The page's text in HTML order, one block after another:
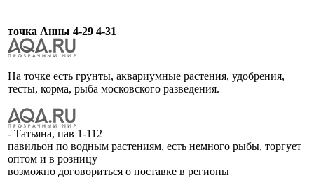
точка Анны 4-29 4-31
На точке есть грунты, аквариумные растения, удобрения,
тесты, корма, рыба московского разведения.
- Татьяна, пав 1-112
павильон по водным растениям, есть немного рыбы, торгует
оптом и в розницу
возможно договориться о поставке в регионы